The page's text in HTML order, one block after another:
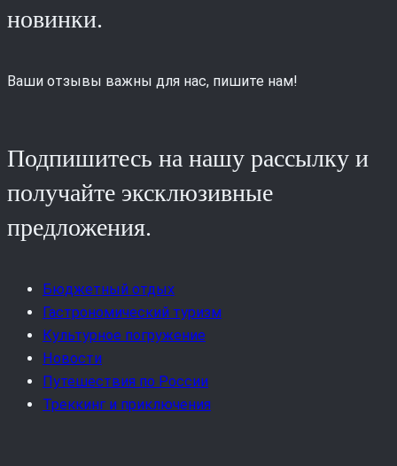
новинки.
Ваши отзывы важны для нас, пишите нам!
Подпишитесь на нашу рассылку и
получайте эксклюзивные
предложения.
Бюджетный отдых
Гастрономический туризм
Культурное погружение
Новости
Путешествия по России
Треккинг и приключения